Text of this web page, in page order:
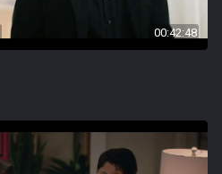
00:42:48